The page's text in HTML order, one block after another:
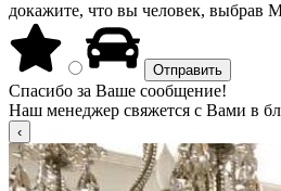
докажите, что вы человек, выбрав
Спасибо за Ваше сообщение!
Наш менеджер свяжется с Вами в